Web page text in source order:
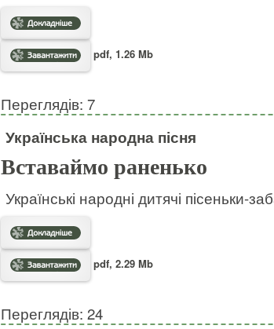
pdf, 1.26 Mb
Переглядів: 7
Українська народна пісня
Вставаймо раненько
Українські народні дитячі пісеньки-
pdf, 2.29 Mb
Переглядів: 24